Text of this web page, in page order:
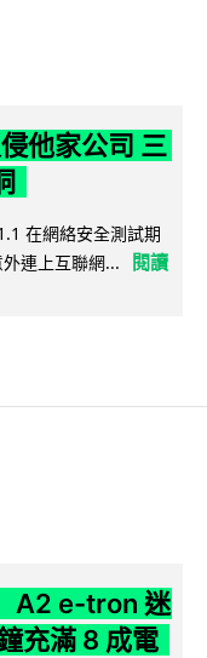
他家公司 三
在網絡安全測試期
連上互聯網...
閱讀
A2 e-tron 迷
充滿 8 成電